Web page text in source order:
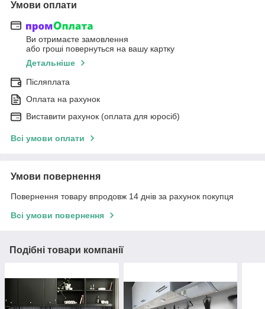
Умови оплати
Ви отримаєте замовлення
або гроші повернуться на вашу картку
Детальніше
Післяплата
Оплата на рахунок
Виставити рахунок (оплата для юросіб)
Всі умови оплати
Умови повернення
Повернення товару впродовж 14 днів за рахунок покупця
Всі умови повернення
Подібні товари компанії